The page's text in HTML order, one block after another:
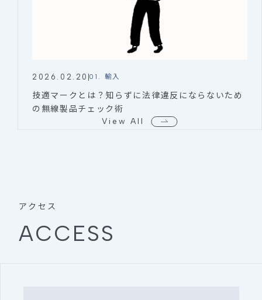
View All
2026.02.20 01. 輸入
技適マークとは？知らずに法律違反にならないため
の無線製品チェック術
アクセス
ACCESS